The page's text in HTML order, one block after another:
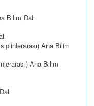
Bilim Dalı
Ana Bilim
Ana Bilim